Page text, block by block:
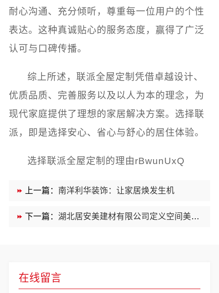
耐心沟通、充分倾听，尊重每一位用户的个性
表达。这种真诚贴心的服务态度，赢得了广泛
认可与口碑传播。
综上所述，联派全屋定制凭借卓越设计、
优质品质、完善服务以及以人为本的理念，为
现代家庭提供了理想的家居解决方案。选择联
派，即是选择安心、省心与舒心的居住体验。
选择联派全屋定制的理由rBwunUxQ
上一篇： 南洋利华装饰：让家居焕发生机
下一篇： 湖北居安美建材有限公司定义空间美学工厂标准
在线留言